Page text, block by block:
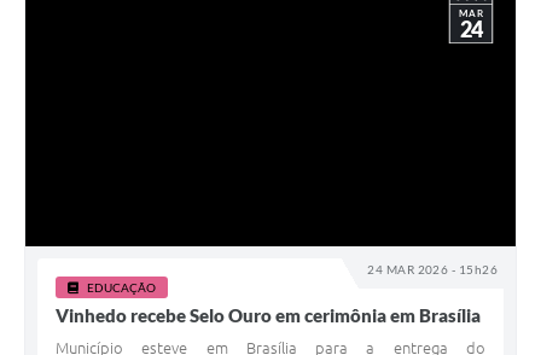
24 MAR 2026 - 15h26
MAR
24
EDUCAÇÃO
Vinhedo recebe Selo Ouro em cerimônia em Brasília
Município esteve em Brasília para a entrega do